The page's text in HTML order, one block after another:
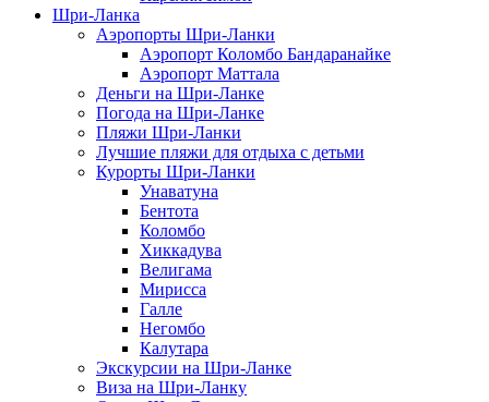
Шри-Ланка
Аэропорты Шри-Ланки
Аэропорт Коломбо Бандаранайке
Аэропорт Маттала
Деньги на Шри-Ланке
Погода на Шри-Ланке
Пляжи Шри-Ланки
Лучшие пляжи для отдыха с детьми
Курорты Шри-Ланки
Унаватуна
Бентота
Коломбо
Хиккадува
Велигама
Мирисса
Галле
Негомбо
Калутара
Экскурсии на Шри-Ланке
Виза на Шри-Ланку